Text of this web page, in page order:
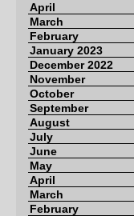
April
March
February
January 2023
December 2022
November
October
September
August
July
June
May
April
March
February